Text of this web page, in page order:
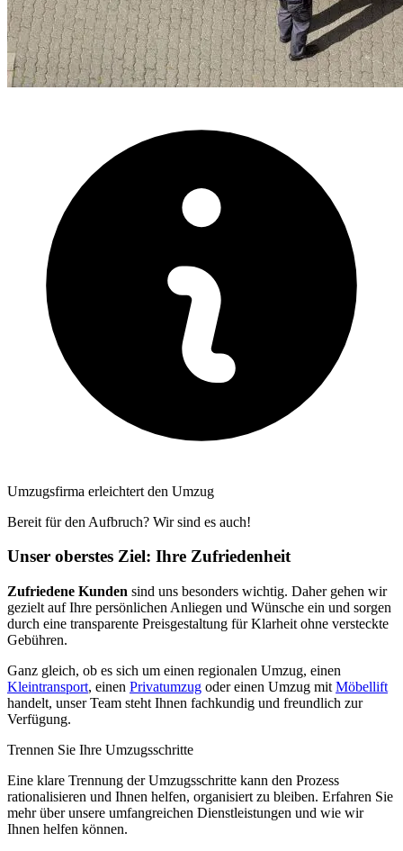
Umzugsfirma erleichtert den Umzug
Bereit für den Aufbruch? Wir sind es auch!
Unser oberstes Ziel: Ihre Zufriedenheit
Zufriedene Kunden sind uns besonders wichtig. Daher gehen wir
gezielt auf Ihre persönlichen Anliegen und Wünsche ein und sorgen
durch eine transparente Preisgestaltung für Klarheit ohne versteckte
Gebühren.
Ganz gleich, ob es sich um einen regionalen Umzug, einen
Kleintransport, einen Privatumzug oder einen Umzug mit Möbellift
handelt, unser Team steht Ihnen fachkundig und freundlich zur
Verfügung.
Trennen Sie Ihre Umzugsschritte
Eine klare Trennung der Umzugsschritte kann den Prozess
rationalisieren und Ihnen helfen, organisiert zu bleiben. Erfahren Sie
mehr über unsere umfangreichen Dienstleistungen und wie wir
Ihnen helfen können.